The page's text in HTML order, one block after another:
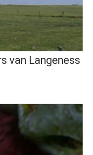
van Langeness